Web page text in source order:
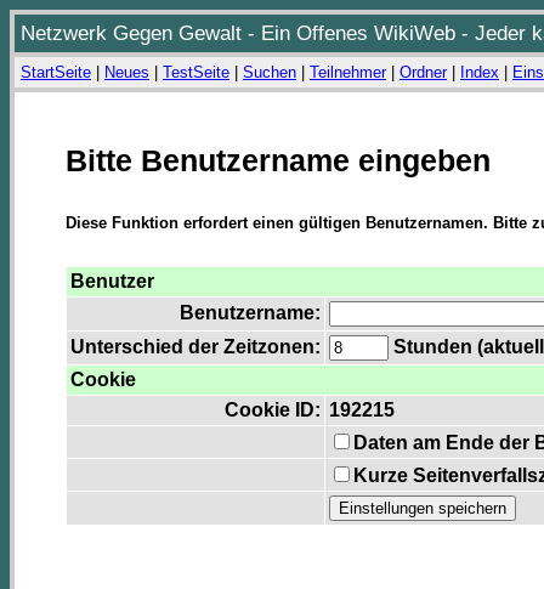
Netzwerk Gegen Gewalt - Ein Offenes WikiWeb - Jeder
StartSeite Neues TestSeite Suchen Teilnehmer| Ordner| Index
Bitte Benutzername eingeben
Diese Funktion erfordert einen gültigen Benutzernamen. Bitte
Benutzer
Benutzername:
Unterschied der Zeitzonen:
Stunden
Cookie
Cookie ID: 192215
Daten am Ende der
Kurze